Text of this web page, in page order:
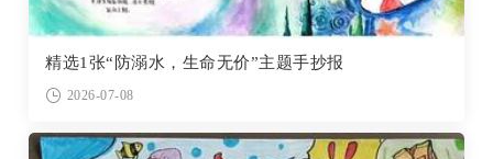
精选1张“防溺水，生命无价”主题手抄报
2026-07-08